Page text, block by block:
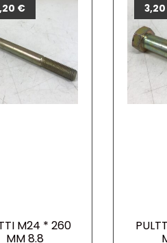
M24 * 260
MM 8.8
€ 3,20